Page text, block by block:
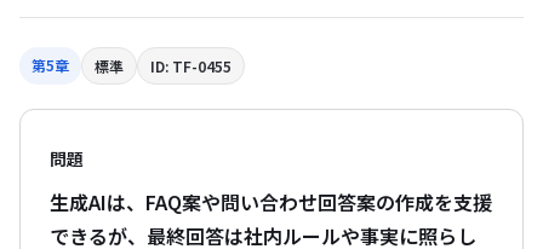
第5章 標準 ID: TF-0455
問題
生成AIは、FAQ案や問い合わせ回答案の作成を支援
できるが、最終回答は社内ルールや事実に照らし